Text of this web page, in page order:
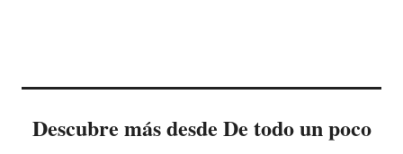
Descubre más desde De todo un poco